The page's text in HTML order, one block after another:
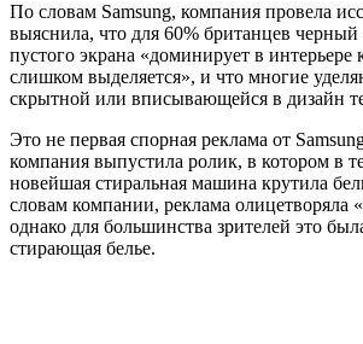
По словам Samsung, компания провела
выяснила, что для 60% британцев
пустого экрана «доминирует в
слишком выделяется», и что многие
скрытной или вписывающейся в дизайн
Это не первая спорная реклама от
компания выпустила ролик, в котором в
новейшая стиральная машина крутила
словам компании, реклама олицетворяла
однако для большинства зрителей это
стирающая белье.